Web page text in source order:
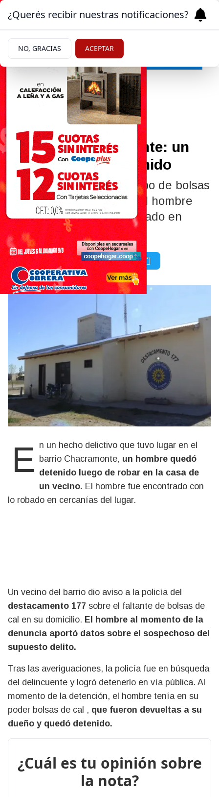
Policiales y Judiciales
Robo en Chacramonte: un
hombre quedó detenido
Un vecino denunció el robo de bolsas
de cal en su propiedad. El hombre
fue encontrado con lo robado en
mano.
En un hecho delictivo que tuvo lugar en el barrio Chacramonte, un hombre quedó
detenido luego de robar en la casa de
un vecino. El hombre fue encontrado con
lo robado en cercanías del lugar.
Un vecino del barrio dio aviso a la policía del
destacamento 177 sobre el faltante de bolsas de
cal en su domicilio. El hombre al momento de la
denuncia aportó datos sobre el sospechoso del
supuesto delito.
Tras las averiguaciones, la policía fue en búsqueda
del delincuente y logró detenerlo en vía pública. Al
momento de la detención, el hombre tenía en su
poder bolsas de cal , que fueron devueltas a su
dueño y quedó detenido.
¿Cuál es tu opinión sobre
la nota?
¿Querés recibir nuestras notificaciones?
NO, GRACIAS ACEPTAR